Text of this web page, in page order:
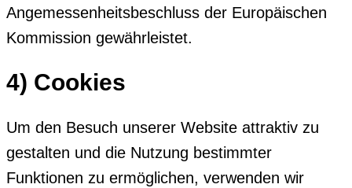
Angemessenheitsbeschluss der Europäischen
Kommission gewährleistet.
4) Cookies
Um den Besuch unserer Website attraktiv zu
gestalten und die Nutzung bestimmter
Funktionen zu ermöglichen, verwenden wir